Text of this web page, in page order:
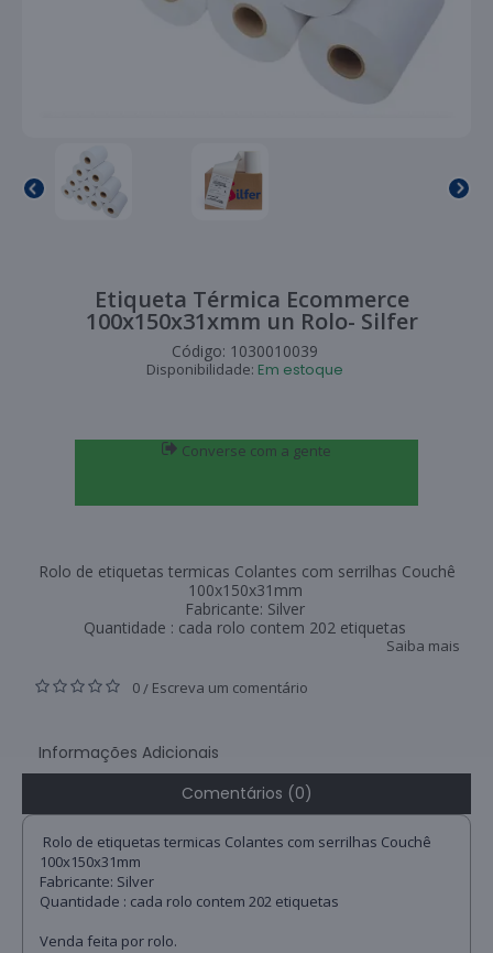
Etiqueta Térmica Ecommerce
100x150x31xmm un Rolo- Silfer
Código: 1030010039
Disponibilidade: Em estoque
Converse com a gente
Rolo de etiquetas termicas Colantes com serrilhas Couchê
100x150x31mm
Fabricante: Silver
Quantidade : cada rolo contem 202 etiquetas
Saiba mais
0/ Escreva um comentário
Informações Adicionais
Comentários (0)
Rolo de etiquetas termicas Colantes com serrilhas Couchê
100x150x31mm
Fabricante: Silver
Quantidade : cada rolo contem 202 etiquetas
Venda feita por rolo.